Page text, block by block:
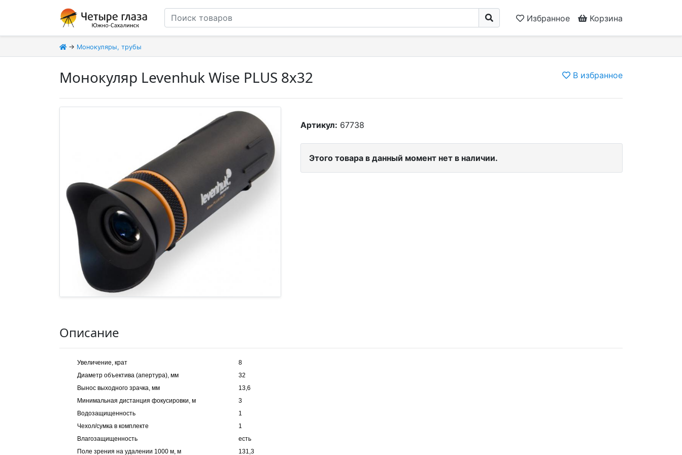
Избранное Корзина
→ Монокуляры, трубы
Монокуляр Levenhuk Wise PLUS 8x32 В избранное
Артикул: 67738
Этого товара в данный момент нет в наличии.
Описание
Увеличение, крат
8
Диаметр объектива (апертура), мм
32
Вынос выходного зрачка, мм
13,6
Минимальная дистанция фокусировки, м
3
Водозащищенность
1
Чехол/сумка в комплекте
1
Влагозащищенность
есть
Поле зрения на удалении 1000 м, м
131,3